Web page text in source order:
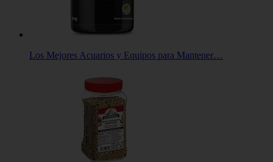
Los Mejores Acuarios y Equipos para Mantener…